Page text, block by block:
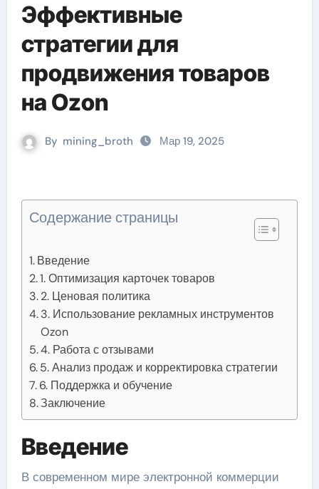
Эффективные
стратегии для
продвижения товаров
на Ozon
By mining_broth Мар 19, 2025
Содержание страницы
Введение
1. Оптимизация карточек товаров
2. Ценовая политика
3. Использование рекламных инструментов
Ozon
4. Работа с отзывами
5. Анализ продаж и корректировка стратегии
6. Поддержка и обучение
Заключение
Введение
В современном мире электронной коммерции